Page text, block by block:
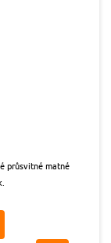
průsvitné matné